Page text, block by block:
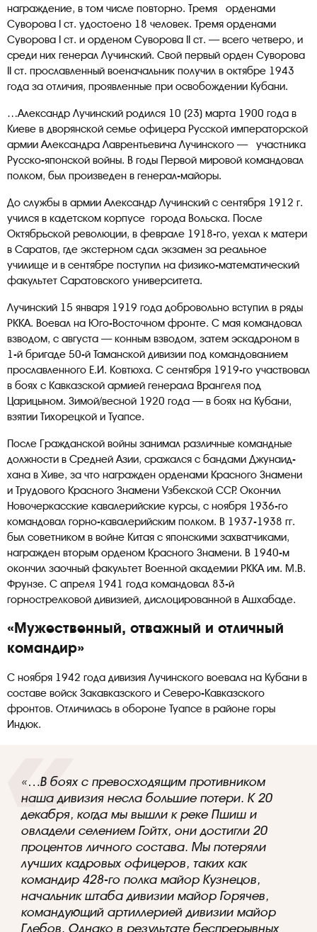
награждение, в том числе повторно. Тремя орденами
Суворова I ст. удостоено 18 человек. Тремя орденами
Суворова I ст. и орденом Суворова II ст. — всего четверо, и
среди них генерал Лучинский. Свой первый орден Суворова
II ст. прославленный военачальник получил в октябре 1943
года за отличия, проявленные при освобождении Кубани.
…Александр Лучинский родился 10 (23) марта 1900 года в
Киеве в дворянской семье офицера Русской императорской
армии Александра Лаврентьевича Лучинского — участника
Русско-японской войны. В годы Первой мировой командовал
полком, был произведен в генерал-майоры.
До службы в армии Александр Лучинский с сентября 1912 г.
учился в кадетском корпусе города Вольска. После
Октябрьской революции, в феврале 1918-го, уехал к матери
в Саратов, где экстерном сдал экзамен за реальное
училище и в сентябре поступил на физико-математический
факультет Саратовского университета.
Лучинский 15 января 1919 года добровольно вступил в ряды
РККА. Воевал на Юго-Восточном фронте. С мая командовал
взводом, с августа — конным взводом, затем эскадроном в
1-й бригаде 50-й Таманской дивизии под командованием
прославленного Е.И. Ковтюха. С сентября 1919-го участвовал
в боях с Кавказской армией генерала Врангеля под
Царицыном. Зимой/весной 1920 года — в боях на Кубани,
взятии Тихорецкой и Туапсе.
После Гражданской войны занимал различные командные
должности в Средней Азии, сражался с бандами Джунаид-
хана в Хиве, за что награжден орденами Красного Знамени
и Трудового Красного Знамени Узбекской ССР. Окончил
Новочеркасские кавалерийские курсы, с ноября 1936-го
командовал горно-кавалерийским полком. В 1937-1938 гг.
был советником в войне Китая с японскими захватчиками,
награжден вторым орденом Красного Знамени. В 1940-м
окончил заочный факультет Военной академии РККА им. М.В.
Фрунзе. С апреля 1941 года командовал 83-й
горнострелковой дивизией, дислоцированной в Ашхабаде.
«Мужественный, отважный и отличный
командир»
С ноября 1942 года дивизия Лучинского воевала на Кубани в
составе войск Закавказского и Северо-Кавказского
фронтов. Отличилась в обороне Туапсе в районе горы
Индюк.
«…В боях с превосходящим противником
наша дивизия несла большие потери. К 20
декабря, когда мы вышли к реке Пшиш и
овладели селением Гойтх, они достигли 20
процентов личного состава. Мы потеряли
лучших кадровых офицеров, таких как
командир 428-го полка майор Кузнецов,
начальник штаба дивизии майор Горячев,
командующий артиллерией дивизии майор
Глебов. Однако в результате беспрерывных